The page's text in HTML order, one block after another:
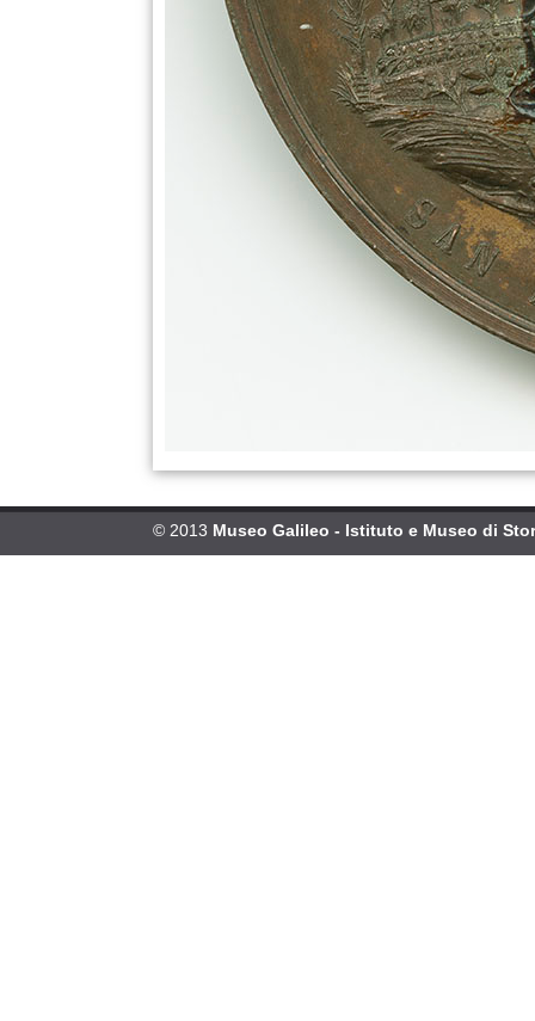
© 2013 Museo Galileo - Istituto e Museo di